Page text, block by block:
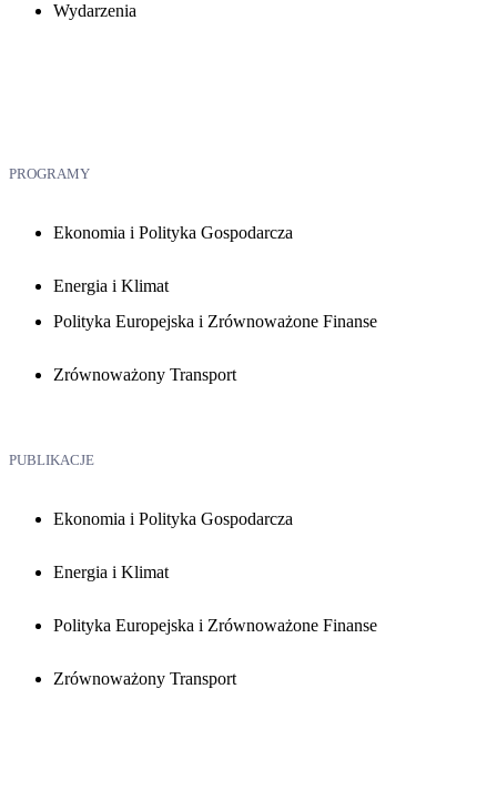
Wydarzenia
PROGRAMY
Ekonomia i Polityka Gospodarcza
Energia i Klimat
Polityka Europejska i Zrównoważone Finanse
Zrównoważony Transport
PUBLIKACJE
Ekonomia i Polityka Gospodarcza
Energia i Klimat
Polityka Europejska i Zrównoważone Finanse
Zrównoważony Transport